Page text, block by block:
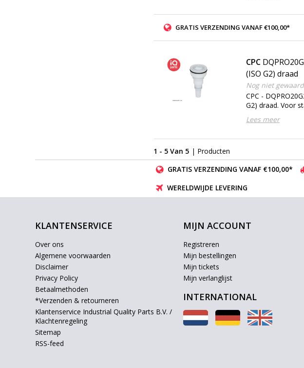
GRATIS VERZENDING VANAF €100,00*
CPC
(ISO G2) draad
Nog niet
CPC -
G2) draad. Voor
Lees meer
1 - 5 Van 5 | Producten
GRATIS VERZENDING VANAF €100,00*
WERELDWIJDE LEVERING
KLANTENSERVICE
Over ons
Algemene voorwaarden
Disclaimer
Privacy Policy
Betaalmethoden
*Verzenden & retourneren
Klantenservice Industrial Quality Parts B.V. /
Klachtenregeling
Sitemap
RSS-feed
MIJN ACCOUNT
Registreren
Mijn bestellingen
Mijn tickets
Mijn verlanglijst
INTERNATIONAL